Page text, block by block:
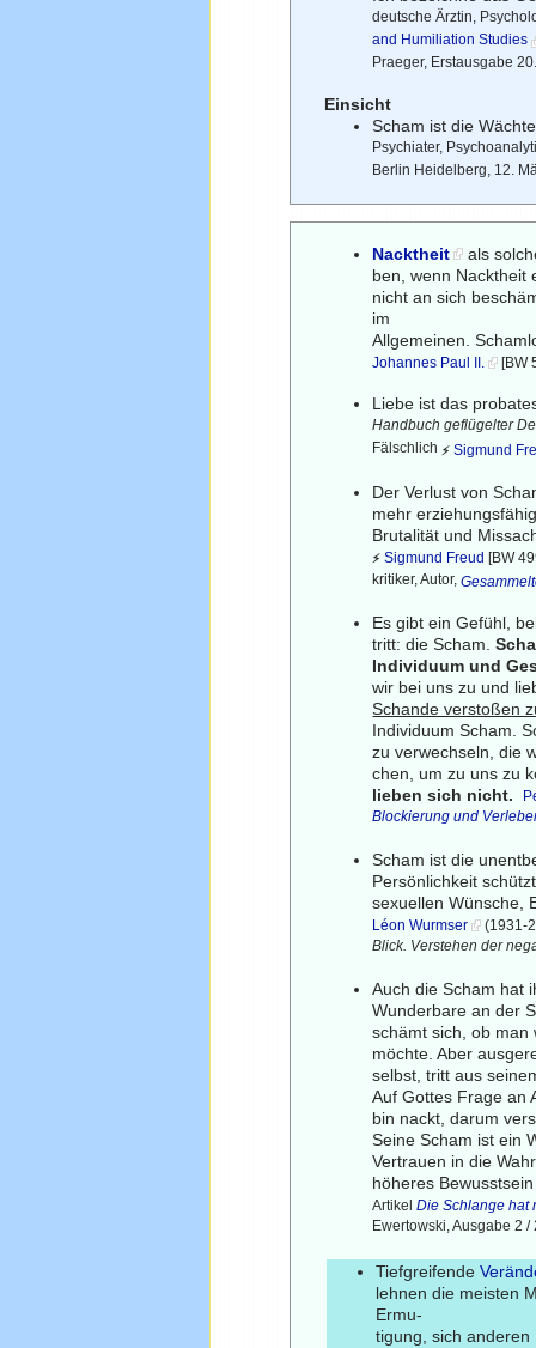
deutsche Ärztin,
and Humiliation Studies
Praeger, Erstausgabe
Einsicht
Scham ist die
Psychiater,
Berlin Heidelberg, 12.
Nacktheit
als
ben, wenn
nicht an sich
im
Allgemeinen.
Johannes Paul II. [BW
Liebe ist das
Handbuch geflügelter
Fälschlich⚡ Sigmund
Der Verlust von
mehr
Brutalität und
⚡ Sigmund Freud [BW
kritiker, Autor,
Es gibt ein Gefühl,
tritt: die Scham.
Individuum und
wir bei uns zu und
Schande verstoßen
Individuum Scham.
zu verwechseln, die
chen, um zu uns zu
lieben sich nicht.
Blockierung und
Scham ist die
Persönlichkeit
sexuellen Wünsche,
Léon Wurmser (1931-
Blick. Verstehen der
Auch die Scham hat
Wunderbare an der
schämt sich, ob
möchte. Aber
selbst, tritt aus
Auf Gottes Frage an
bin nackt, darum
Seine Scham ist ein
Vertrauen in die
höheres
ArtikelDie Schlange hat
Ewertowski, Ausgabe 2 /
Tiefgreifende
lehnen die meisten
Ermu-
tigung, sich